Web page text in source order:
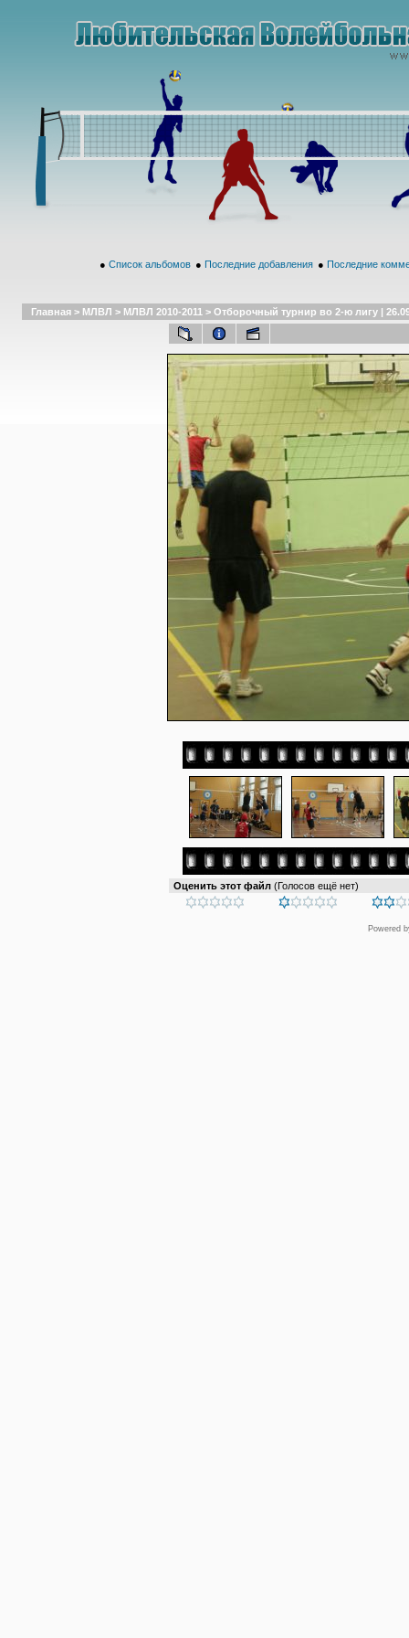
● Список альбомов ● Последние добавления ● Последние
Главная > МЛВЛ > МЛВЛ 2010-2011 > Отборочный турнир во 2-ю лигу |
Оценить этот файл (Голосов ещё нет)
Powered